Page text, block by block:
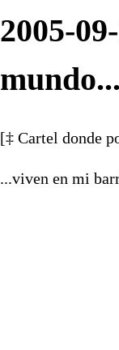
2005-
mundo...
[‡ Cartel donde
...viven en mi